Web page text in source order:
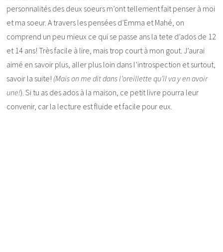
personnalités des deux soeurs m’ont tellement fait penser à moi
et ma soeur. A travers les pensées d’Emma et Mahé, on
comprend un peu mieux ce qui se passe ans la tete d’ados de 12
et 14 ans! Très facile à lire, mais trop court à mon gout. J’aurai
aimé en savoir plus, aller plus loin dans l’introspection et surtout,
savoir la suite! (Mais on me dit dans l’oreillette qu’il va y en avoir
une!). Si tu as des ados à la maison, ce petit livre pourra leur
convenir, car la lecture est fluide et facile pour eux.